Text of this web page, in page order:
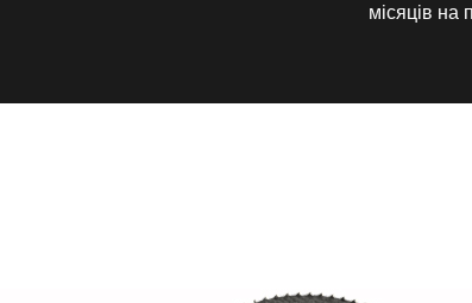
місяців на